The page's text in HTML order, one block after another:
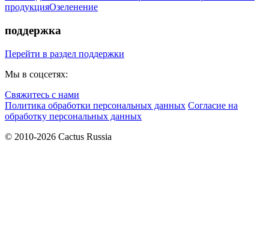
продукцияОзеленение
поддержка
Перейти в раздел поддержки
Мы в соцсетях:
Свяжитесь с нами
Политика обработки персональных данных Согласие на
обработку персональных данных
© 2010-2026 Cactus Russia